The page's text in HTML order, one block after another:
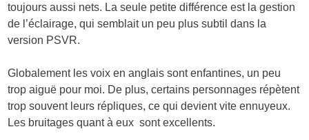
toujours aussi nets. La seule petite différence est la gestion
de l’éclairage, qui semblait un peu plus subtil dans la
version PSVR.
Globalement les voix en anglais sont enfantines, un peu
trop aiguë pour moi. De plus, certains personnages répètent
trop souvent leurs répliques, ce qui devient vite ennuyeux.
Les bruitages quant à eux sont excellents.